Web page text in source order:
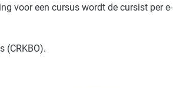
voor een cursus wordt de cursist per e-
(CRKBO).